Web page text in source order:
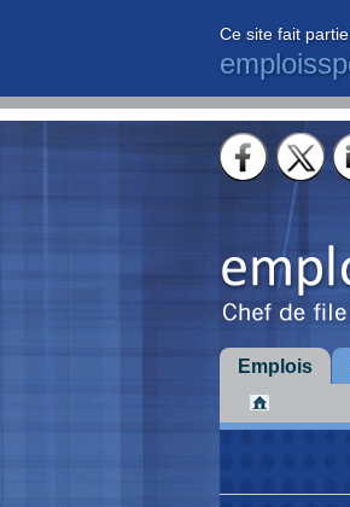
Ce site fait
Emplois